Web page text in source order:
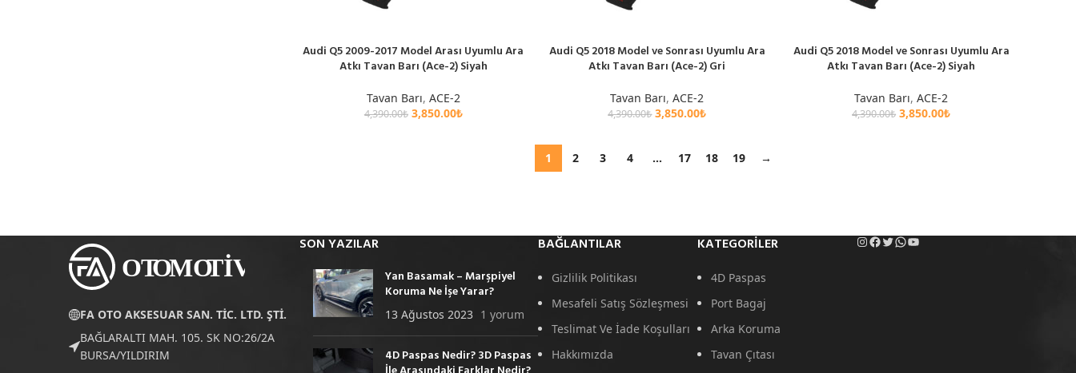
SEPETE EKLE
Audi Q5 2009-2017 Model Arası Uyumlu Ara
Atkı Tavan Barı (Ace-2) Siyah
Tavan Barı, ACE-2
4,390.00₺ 3,850.00₺
SEPETE EKLE
Audi Q5 2018 Model ve Sonrası Uyumlu Ara
Atkı Tavan Barı (Ace-2) Gri
Tavan Barı,ACE-2
4,390.00₺ 3,850.00₺
SEPETE EKLE
Audi Q5 2018 Model ve Sonrası Uyumlu Ara
Atkı Tavan Barı (Ace-2) Siyah
Tavan Barı,ACE-2
4,390.00₺ 3,850.00₺
1 2 3 4 … 17 18 19 →
FA OTO AKSESUAR SAN. TİC. LTD. ŞTİ.
BAĞLARALTI MAH. 105. SK NO:26/2A
BURSA/YILDIRIM
SON YAZILAR
Yan Basamak – Marşpiyel
Koruma Ne İşe Yarar?
13 Ağustos 2023 1 yorum
4D Paspas Nedir? 3D Paspas
BAĞLANTILAR
Gizlilik Politikası
Mesafeli Satış Sözleşmesi
Teslimat Ve İade Koşulları
Hakkımızda
KATEGORILER
4D Paspas
Port Bagaj
Arka Koruma
Tavan Çıtası